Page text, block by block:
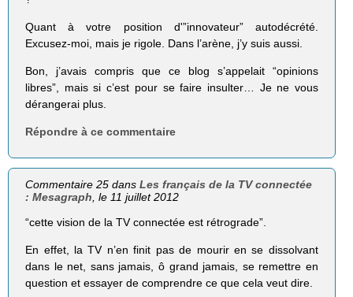
Quant à votre position d'”innovateur” autodécrété.
Excusez-moi, mais je rigole. Dans l’arène, j’y suis aussi.
Bon, j’avais compris que ce blog s’appelait “opinions
libres”, mais si c’est pour se faire insulter… Je ne vous
dérangerai plus.
Répondre à ce commentaire
Commentaire 25 dansLes français de la TV connectée
: Mesagraph , le 11 juillet 2012
“cette vision de la TV connectée est rétrograde”.
En effet, la TV n’en finit pas de mourir en se dissolvant
dans le net, sans jamais, ô grand jamais, se remettre en
question et essayer de comprendre ce que cela veut dire.